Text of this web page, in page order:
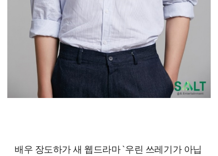
배우 장도하가 새 웹드라마 `우린 쓰레기가 아닙